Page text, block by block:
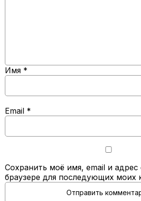
Имя *
Email *
Сохранить моё имя, email и адрес
браузере для последующих моих